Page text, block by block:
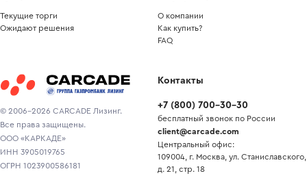
© 2006-2026 CARCADE Лизинг.
Все права защищены.
ООО «КАРКАДЕ»
ИНН 3905019765
ОГРН 1023900586181
Текущие торги
Ожидают решения
О компании
Как купить?
FAQ
Контакты
+7 (800) 700-30-30
бесплатный звонок по России
client@carcade.com
Центральный офис:
109004, г. Москва, ул. Станиславского,
д. 21, стр. 18